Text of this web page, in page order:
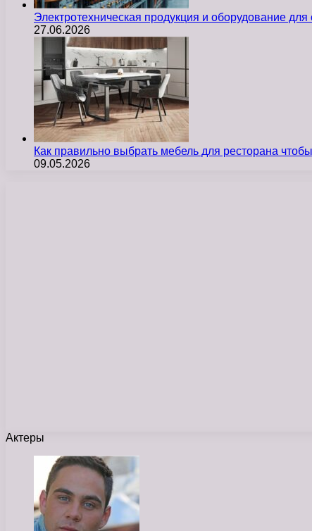
Электротехническая продукция и оборудование
27.06.2026
Как правильно выбрать мебель для ресторана
09.05.2026
Актеры